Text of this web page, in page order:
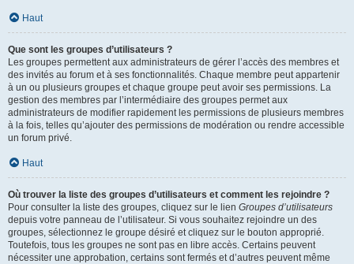
Haut
Que sont les groupes d’utilisateurs ?
Les groupes permettent aux administrateurs de gérer l’accès des membres et
des invités au forum et à ses fonctionnalités. Chaque membre peut appartenir
à un ou plusieurs groupes et chaque groupe peut avoir ses permissions. La
gestion des membres par l’intermédiaire des groupes permet aux
administrateurs de modifier rapidement les permissions de plusieurs membres
à la fois, telles qu’ajouter des permissions de modération ou rendre accessible
un forum privé.
Haut
Où trouver la liste des groupes d’utilisateurs et comment les rejoindre ?
Pour consulter la liste des groupes, cliquez sur le lien Groupes d’utilisateurs
depuis votre panneau de l’utilisateur. Si vous souhaitez rejoindre un des
groupes, sélectionnez le groupe désiré et cliquez sur le bouton approprié.
Toutefois, tous les groupes ne sont pas en libre accès. Certains peuvent
nécessiter une approbation, certains sont fermés et d’autres peuvent même